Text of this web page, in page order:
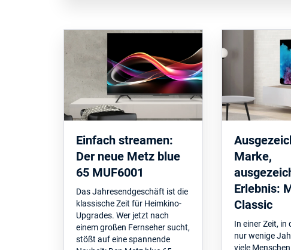
Einfach streamen:
Der neue Metz blue
65 MUF6001
Das Jahresendgeschäft ist die
klassische Zeit für Heimkino-
Upgrades. Wer jetzt nach
einem großen Fernseher sucht,
stößt auf eine spannende
Marke,
Erlebnis:
Classic
In einer Zeit, in
nur wenige